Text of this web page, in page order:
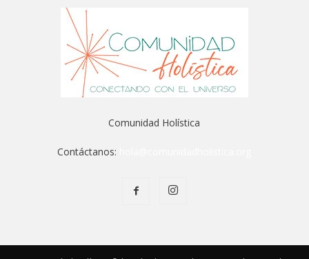
Comunidad Holística
Contáctanos: